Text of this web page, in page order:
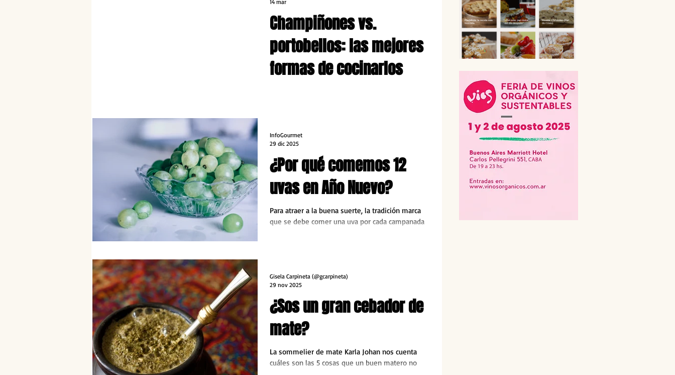
Champiñones vs.
portobellos: las mejores
formas de cocinarlos
de qué manera aprovechar mejor su sabor.
14 mar
¿Por qué comemos 12
uvas en Año Nuevo?
Para atraer a la buena suerte, la tradición marca
que se debe comer una uva por cada campanada
InfoGourmet
29 dic 2025
¿Sos un gran cebador de
mate?
La sommelier de mate Karla Johan nos cuenta
cuáles son las 5 cosas que un buen matero no
Gisela Carpineta (@gcarpineta)
29 nov 2025